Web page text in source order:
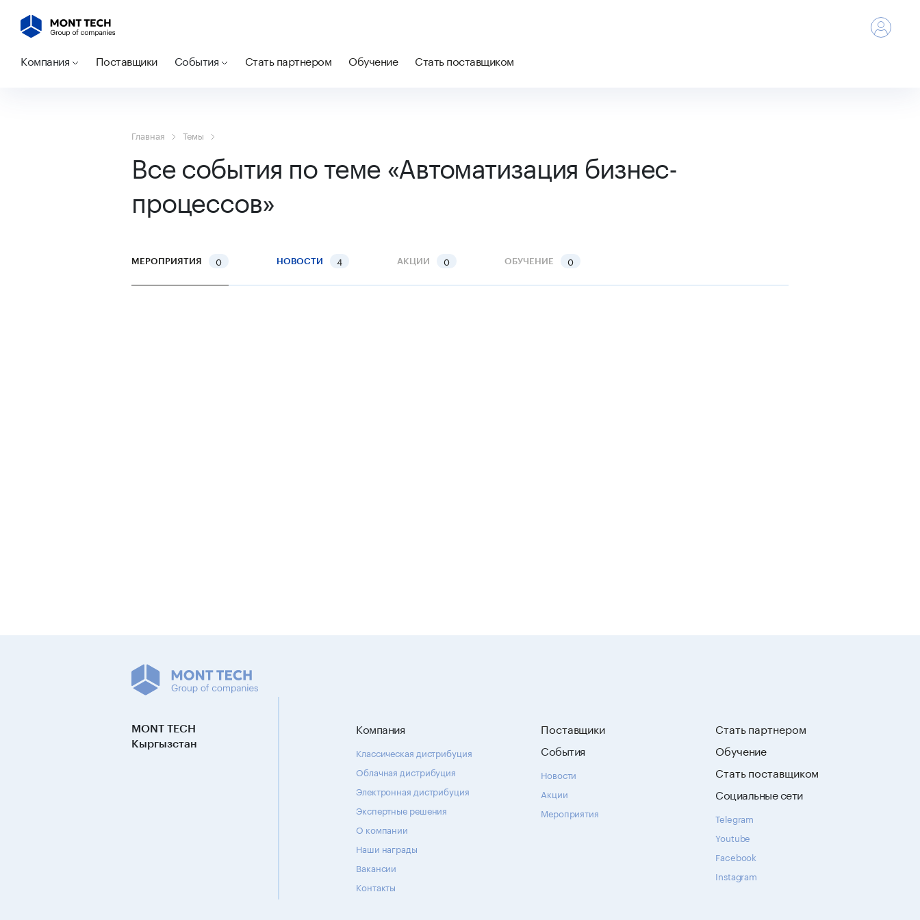
Компания Поставщики События Стать партнером Обучение Стать поставщиком
Главная Темы
Все события по теме «Автоматизация бизнес-
процессов»
МЕРОПРИЯТИЯ 0 НОВОСТИ 4 АКЦИИ 0 ОБУЧЕНИЕ 0
MONT TECH
Кыргызстан
Компания
Классическая дистрибуция
Облачная дистрибуция
Электронная дистрибуция
Экспертные решения
О компании
Наши награды
Вакансии
Контакты
Поставщики
События
Новости
Акции
Мероприятия
Стать партнером
Обучение
Стать поставщиком
Социальные сети
Telegram
Youtube
Facebook
Instagram